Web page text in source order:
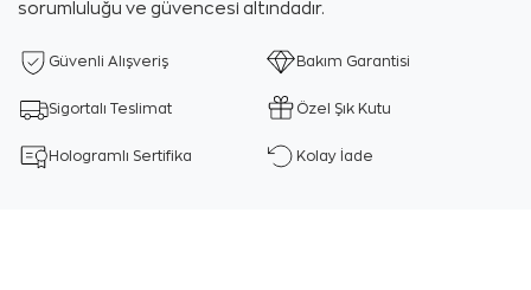
sorumluluğu ve güvencesi altındadır.
Güvenli Alışveriş Bakım Garantisi
Sigortalı Teslimat Özel Şık Kutu
Hologramlı Sertifika Kolay İade